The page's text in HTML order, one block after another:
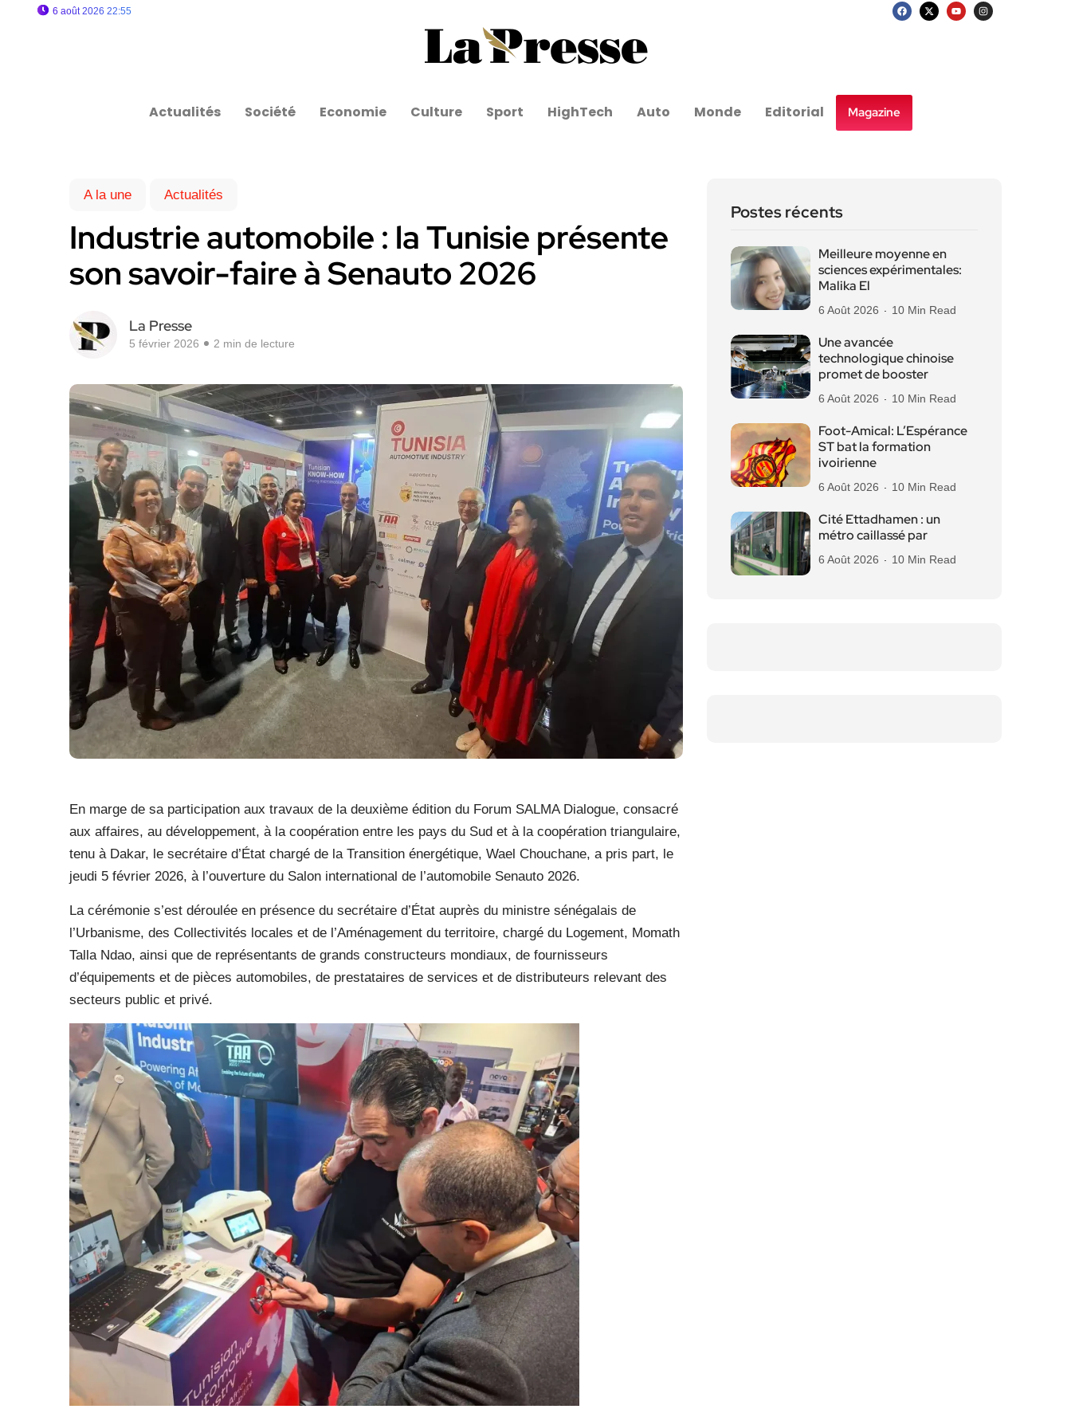
6 août 2026 22:55
Actualités Société Economie Culture Sport HighTech Auto Monde Editorial Magazine
A la une Actualités
Industrie automobile : la Tunisie présente
son savoir-faire à Senauto 2026
La Presse
5 février 2026 2 min de lecture
En marge de sa participation aux travaux de la deuxième édition du Forum SALMA Dialogue, consacré
aux affaires, au développement, à la coopération entre les pays du Sud et à la coopération triangulaire,
tenu à Dakar, le secrétaire d’État chargé de la Transition énergétique, Wael Chouchane, a pris part, le
jeudi 5 février 2026, à l’ouverture du Salon international de l’automobile Senauto 2026.
La cérémonie s’est déroulée en présence du secrétaire d’État auprès du ministre sénégalais de
l’Urbanisme, des Collectivités locales et de l’Aménagement du territoire, chargé du Logement, Momath
Talla Ndao, ainsi que de représentants de grands constructeurs mondiaux, de fournisseurs
d’équipements et de pièces automobiles, de prestataires de services et de distributeurs relevant des
secteurs public et privé.
Postes récents
Meilleure moyenne en
sciences expérimentales:
Malika El
6 Août 2026 10 Min Read
Une avancée
technologique chinoise
promet de booster
6 Août 2026 10 Min Read
Foot-Amical: L’Espérance
ST bat la formation
ivoirienne
6 Août 2026 10 Min Read
Cité Ettadhamen : un
métro caillassé par
6 Août 2026 10 Min Read